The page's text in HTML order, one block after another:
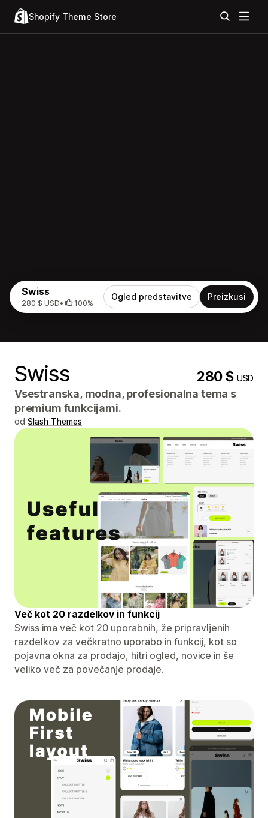
Shopify Theme Store
Swiss
280 $ USD• 100%
Ogled predstavitve Preizkusi
Swiss 280 $USD
Vsestranska, modna, profesionalna tema s
premium funkcijami.
od Slash Themes
Več kot 20 razdelkov in funkcij
Swiss ima več kot 20 uporabnih, že pripravljenih
razdelkov za večkratno uporabo in funkcij, kot so
pojavna okna za prodajo, hitri ogled, novice in še
veliko več za povečanje prodaje.